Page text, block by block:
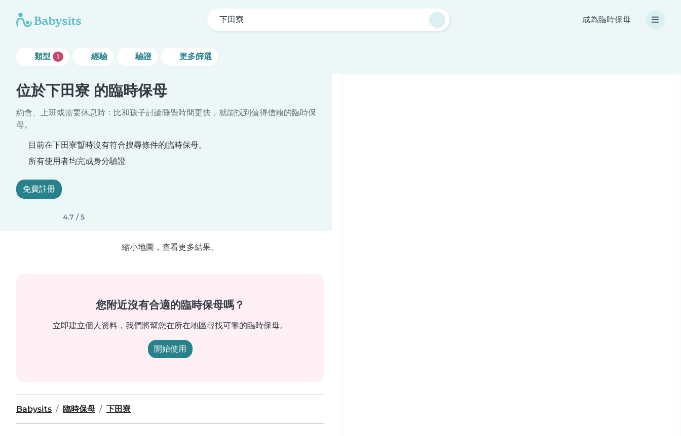
下田寮 成為臨時保母
類型 1 經驗 驗證 更多篩選
位於下田寮 的臨時保母
約會、上班或需要休息時：比和孩子討論睡覺時間更快，就能找到值得信賴的臨時保
母。
目前在下田寮暫時沒有符合搜尋條件的臨時保母。
所有使用者均完成身分驗證
免費註冊
4.7 / 5
縮小地圖，查看更多結果。
您附近沒有合適的臨時保母嗎？
立即建立個人资料，我們將幫您在所在地區尋找可靠的臨時保母。
開始使用
Babysits 臨時保母 下田寮